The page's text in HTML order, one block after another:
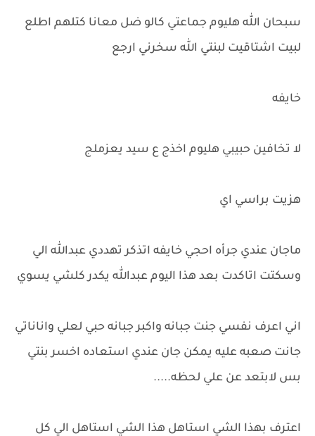
سبحان الله هليوم جماعتي كالو ضل معانا كتلهم اطلع
لبيت اشتاقيت لبنتي الله سخرني ارجع
خايفه
لا تخافين حبيبي هليوم اخذج ع سيد يعزملج
هزيت براسي اي
ماجان عندي جرأه احجي خايفه اتذكر تهددي عبدالله الي
وسكتت اتاكدت بعد هذا اليوم عبدالله يكدر كلشي يسوي
اني اعرف نفسي جنت جبانه واكبر جبانه حبي لعلي واناناتي
جانت صعبه عليه يمكن جان عندي استعاده اخسر بنتي
بس لابتعد عن علي لحظه.....
اعترف بهذا الشي استاهل هذا الشي استاهل الي كل